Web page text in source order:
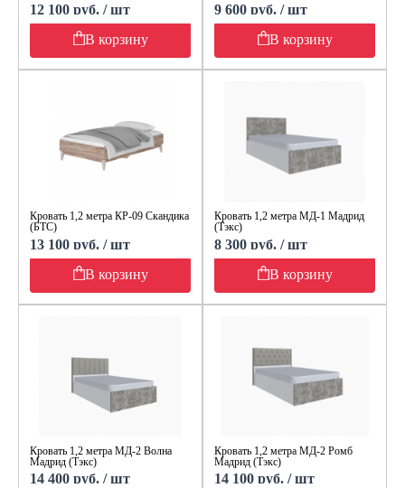
12 100 руб. / шт
В корзину
9 600 руб. / шт
В корзину
Кровать 1,2 метра КР-09 Скандика
(БТС)
13 100 руб. / шт
В корзину
Кровать 1,2 метра МД-1 Мадрид
(Тэкс)
8 300 руб. / шт
В корзину
Кровать 1,2 метра МД-2 Волна
Мадрид (Тэкс)
14 400 руб. / шт
Кровать 1,2 метра МД-2 Ромб
Мадрид (Тэкс)
14 100 руб. / шт